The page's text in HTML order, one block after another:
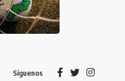
Síguenos